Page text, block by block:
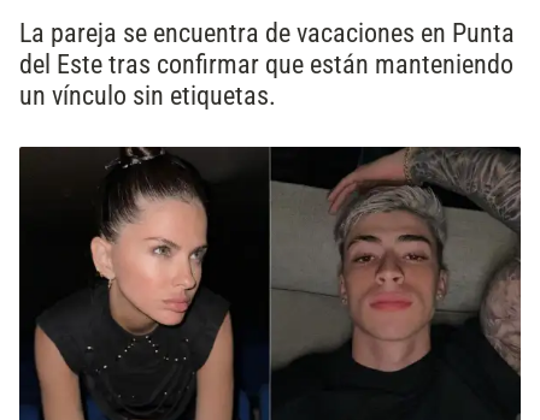
La pareja se encuentra de vacaciones en Punta
del Este tras confirmar que están manteniendo
un vínculo sin etiquetas.